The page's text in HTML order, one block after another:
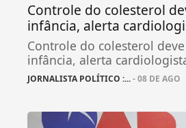
Controle do colesterol
infância, alerta
Controle do colesterol
infância, alerta
JORNALISTA POLÍTICO :...- 08 DE AGO